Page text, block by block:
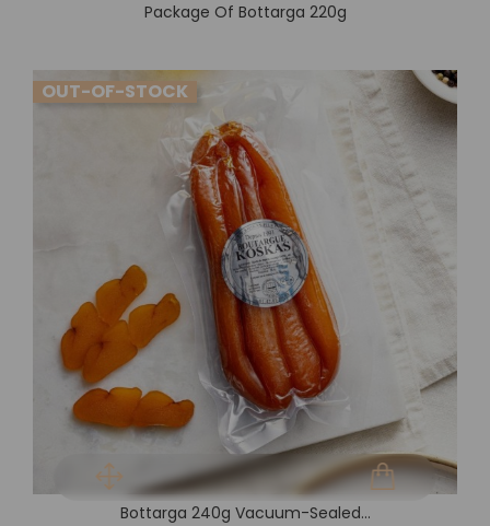
Package Of Bottarga 220g
OUT-OF-STOCK
Bottarga 240g Vacuum-Sealed...